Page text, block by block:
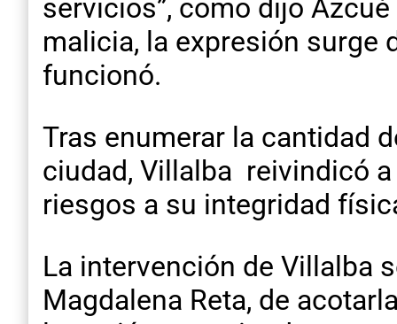
servicios”, como dijo
malicia, la expresión surge
funcionó.
Tras enumerar la cantidad
ciudad, Villalba reivindicó
riesgos a su integridad
La intervención de Villalba
Magdalena Reta, de